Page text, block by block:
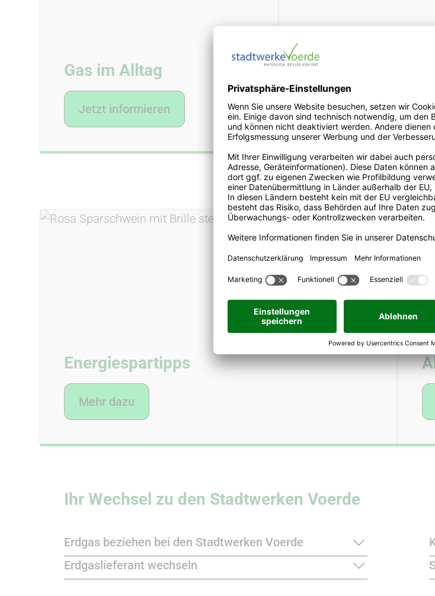
Gas im Alltag
Jetzt informieren
Förderungen für
Jetzt beantragen
Energiespartipps
Mehr dazu
Ihr Wechsel zu den Stadtwerken Voerde
Erdgas beziehen bei den Stadtwerken Voerde
Erdgaslieferant wechseln